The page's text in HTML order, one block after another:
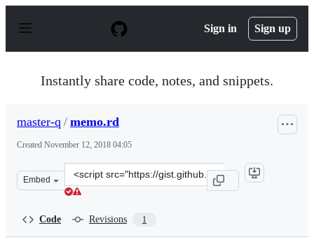
p
Sign in Sign up
Instantly share code, notes, and snippets.
master-q / memo.rd
Created November 12, 2018 04:05
Embed
Clone
this
Code Revisions 1